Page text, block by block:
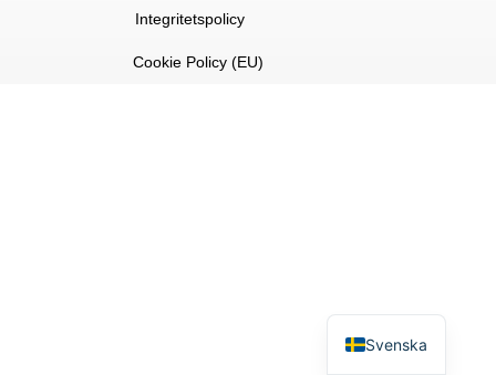
Integritetspolicy
Cookie Policy (EU)
Svenska